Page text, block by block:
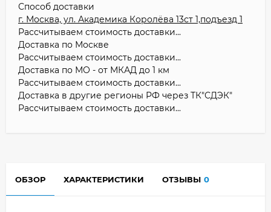
Способ доставки
г. Москва, ул. Академика Королёва 13ст 1,подъезд 1
Рассчитываем стоимость доставки...
Доставка по Москве
Рассчитываем стоимость доставки...
Доставка по МО - от МКАД до 1 км
Рассчитываем стоимость доставки...
Доставка в другие регионы РФ через ТК"СДЭК"
Рассчитываем стоимость доставки...
ОБЗОР ХАРАКТЕРИСТИКИ ОТЗЫВЫ 0